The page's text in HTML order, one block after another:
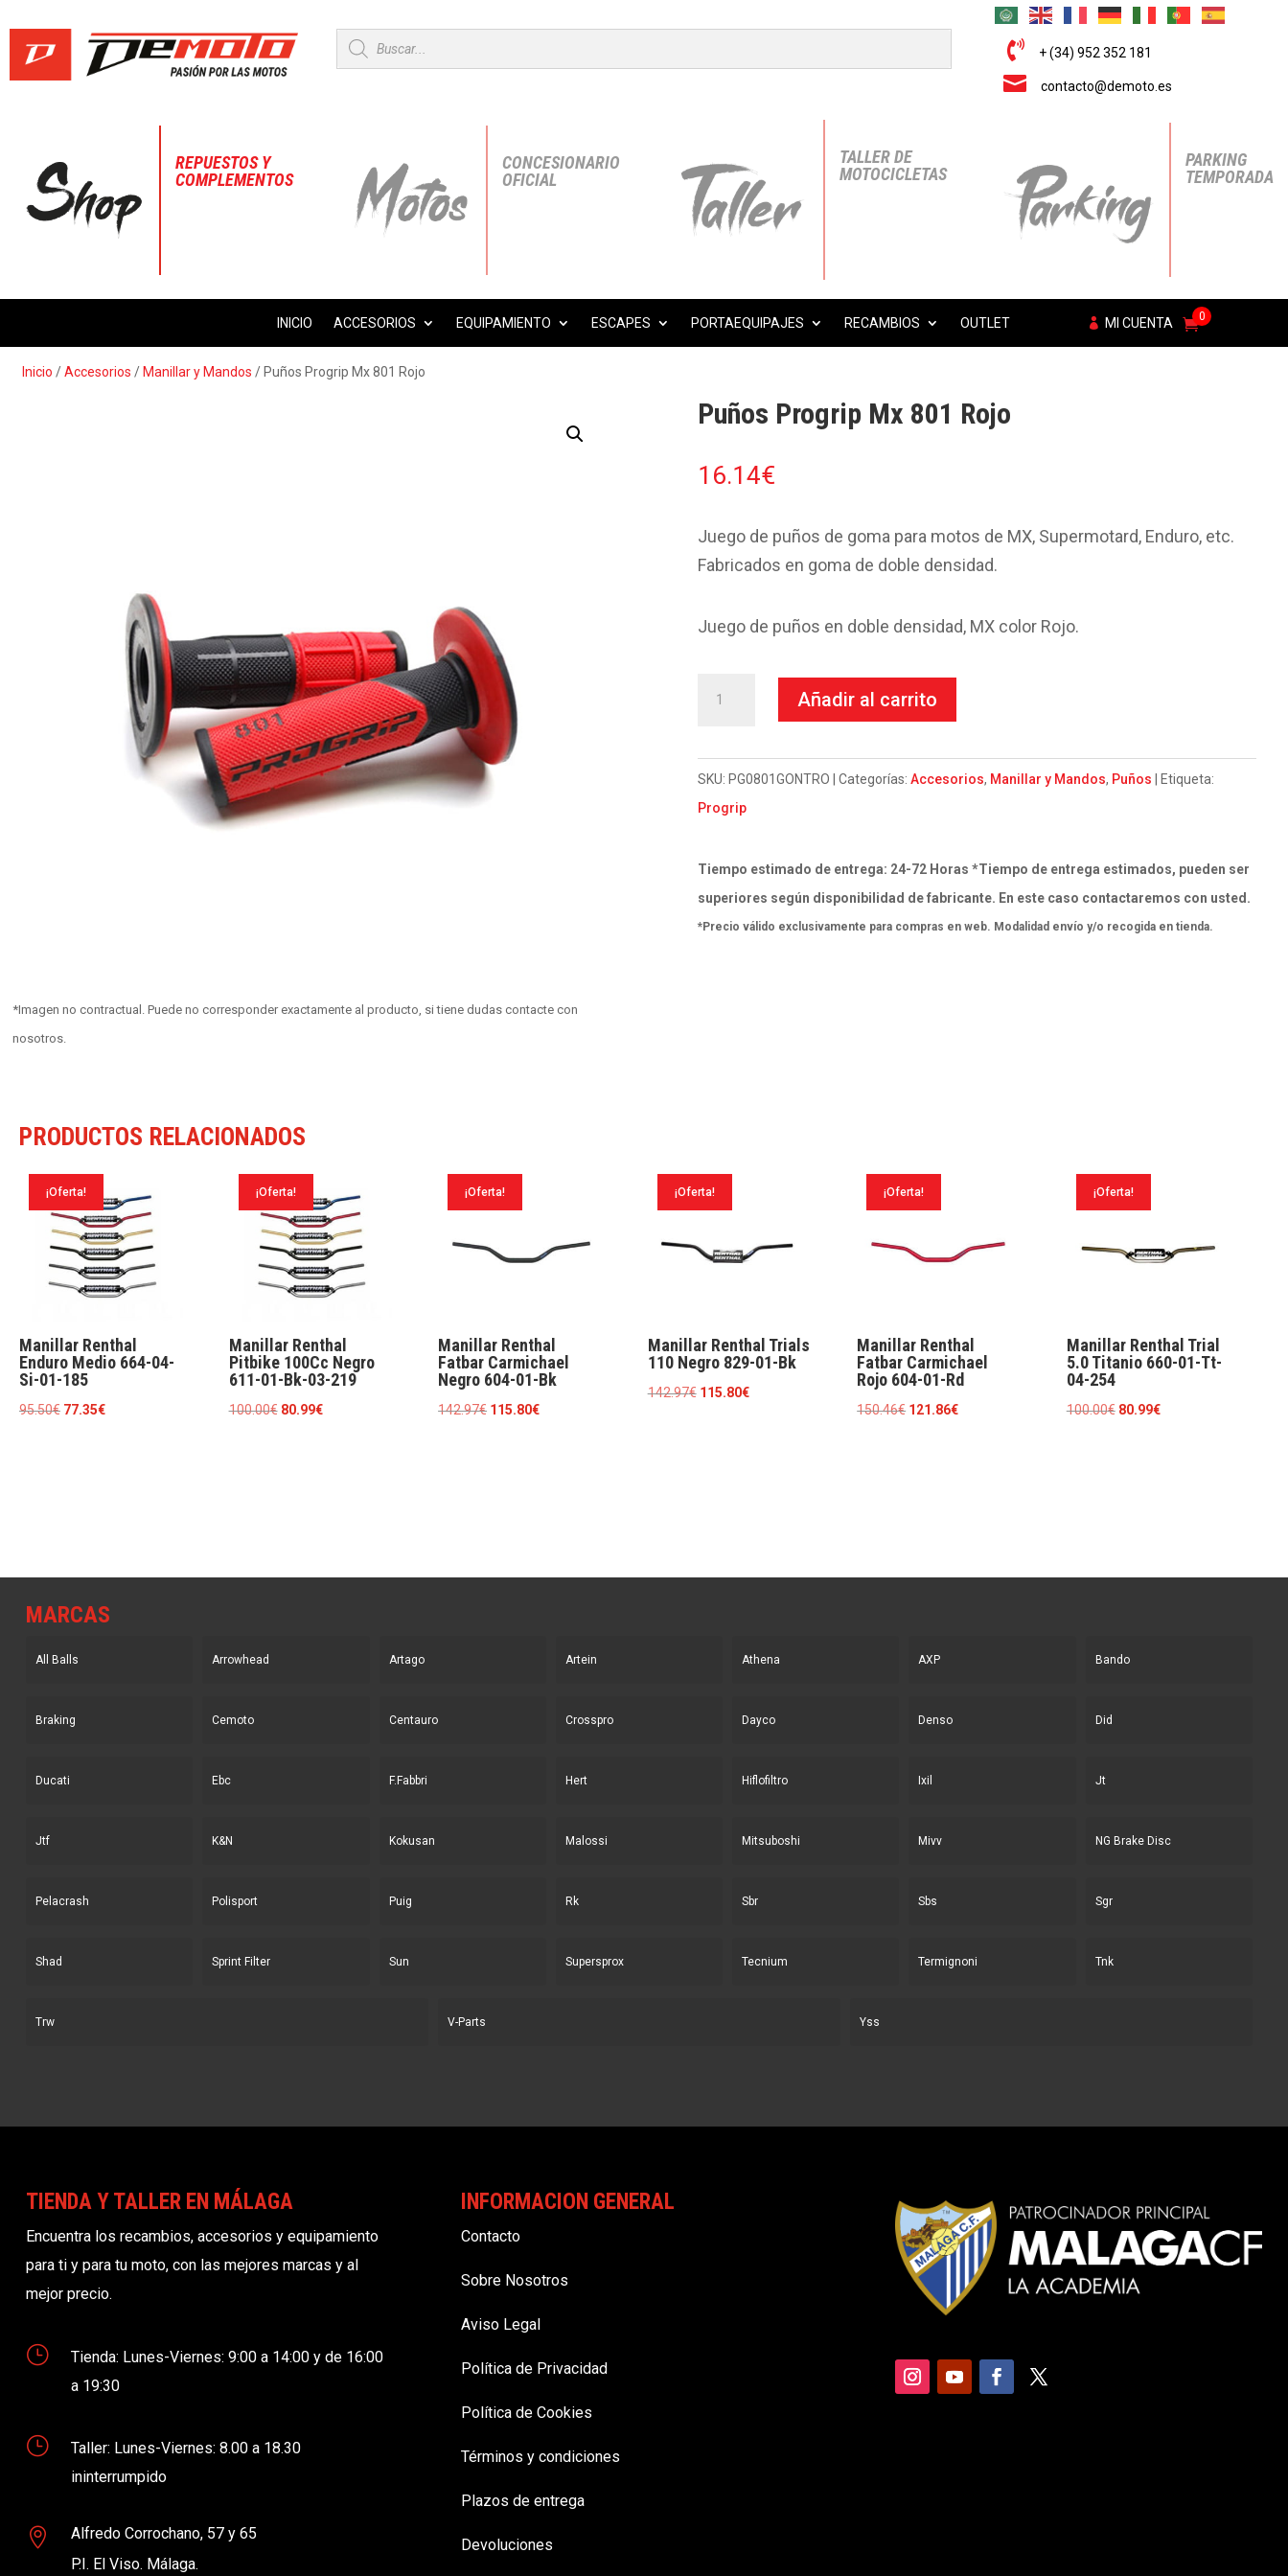
Búsqueda
de
productos
 + (34) 952 352 181
 contacto@demoto.es
REPUESTOS Y
COMPLEMENTOS
CONCESIONARIO
OFICIAL
TALLER DE
MOTOCICLETAS
PARKING
TEMPORADA
INICIO ACCESORIOS EQUIPAMIENTO ESCAPES PORTAEQUIPAJES RECAMBIOS OUTLET MI CUENTA 0
Inicio /Accesorios / Manillar y Mandos / Puños Progrip Mx 801 Rojo
*Imagen no contractual. Puede no corresponder exactamente al producto, si tiene dudas contacte con
nosotros.
Puños Progrip Mx 801 Rojo
16.14€
Juego de puños de goma para motos de MX, Supermotard, Enduro, etc.
Fabricados en goma de doble densidad.
Juego de puños en doble densidad, MX color Rojo.
801
Rojo
Añadir al carrito
SKU: PG0801GONTRO Categorías:Accesorios, Manillar y Mandos, Puños
Etiqueta:
Progrip
Tiempo estimado de entrega: 24-72 Horas *Tiempo de entrega estimados, pueden ser
superiores según disponibilidad de fabricante. En este caso contactaremos con usted.
*Precio válido exclusivamente para compras en web. Modalidad envío y/o recogida en tienda.
PRODUCTOS RELACIONADOS
¡Oferta!
Manillar Renthal
Enduro Medio 664-04-
Si-01-185
95.50€ El
77.35€El
¡Oferta!
Manillar Renthal
Pitbike 100Cc Negro
611-01-Bk-03-219
100.00€ El
80.99€El
¡Oferta!
Manillar Renthal
Fatbar Carmichael
Negro 604-01-Bk
142.97€ El
115.80€El
¡Oferta!
Manillar Renthal Trials
110 Negro 829-01-Bk
142.97€ El
115.80€El
¡Oferta!
Manillar Renthal
Fatbar Carmichael
Rojo 604-01-Rd
150.46€ El
121.86€El
¡Oferta!
Manillar Renthal Trial
5.0 Titanio 660-01-Tt-
04-254
100.00€ El
80.99€El
MARCAS
All Balls Arrowhead Artago Artein Athena AXP Bando
Braking Cemoto Centauro Crosspro Dayco Denso Did
Ducati Ebc F.Fabbri Hert Hiflofiltro Ixil Jt
Jtf K&N Kokusan Malossi Mitsuboshi Mivv NG Brake Disc
Pelacrash Polisport Puig Rk Sbr Sbs Sgr
Shad Sprint Filter Sun Supersprox Tecnium Termignoni Tnk
Trw V-Parts Yss
TIENDA Y TALLER EN MÁLAGA
Encuentra los recambios, accesorios y equipamiento
para ti y para tu moto, con las mejores marcas y al
mejor precio.
}
Tienda: Lunes-Viernes: 9:00 a 14:00 y de 16:00
a 19:30
}
Taller: Lunes-Viernes: 8.00 a 18.30
ininterrumpido

Alfredo Corrochano, 57 y 65
P.I. El Viso. Málaga.
INFORMACION GENERAL
Contacto
Sobre Nosotros
Aviso Legal
Política de Privacidad
Política de Cookies
Términos y condiciones
Plazos de entrega
Devoluciones